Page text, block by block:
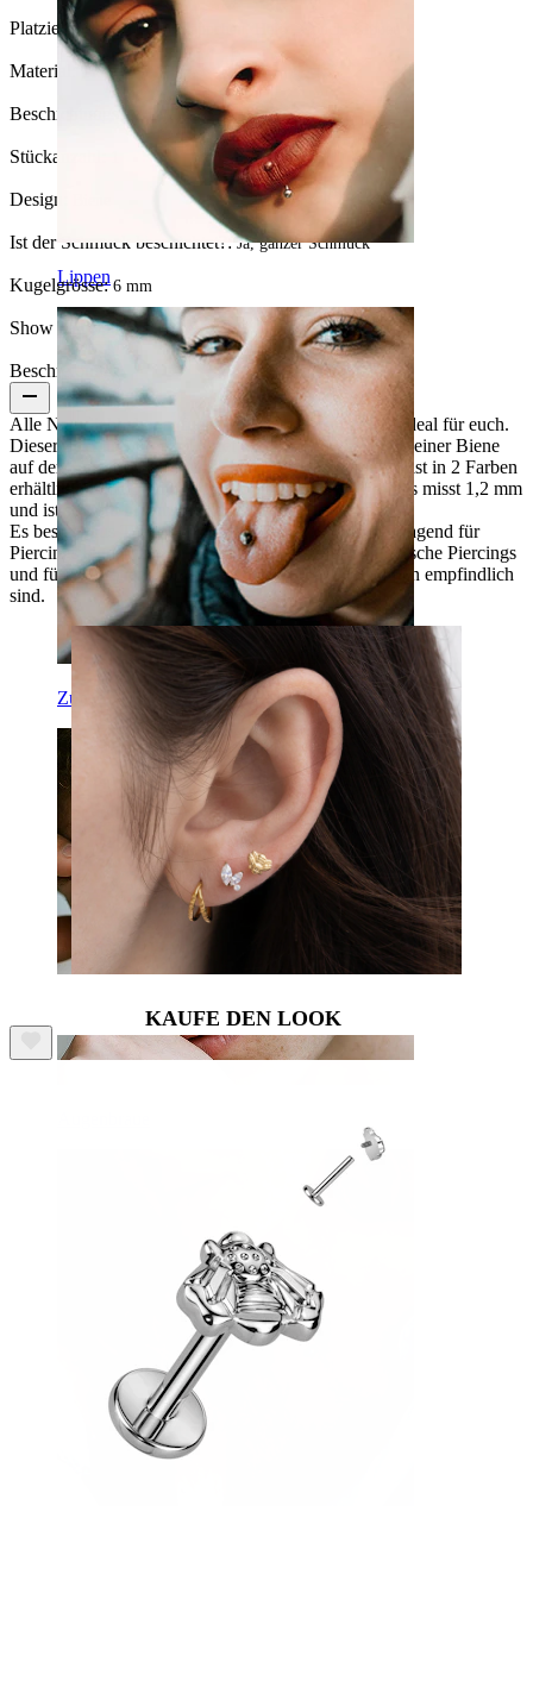
Lippen
Zunge
Platzierung:Tragus, Ohrläppchen, Helix, Conch, Lippen
Material: Titan
Beschichtungsart: PVD-Beschichtung
Stückanzahl:
Design:
Ist der Schmuck beschichtet?:Ja, ganzer Schmuck
Kugelgrösse:6 mm
Show pair option:Ja
Beschreibung
Alle Naturliebhaber aufgepasst - dieser Schmuck ist ideal für euch.
Dieser Schmuck ist ein Labret mit Innengewinde und einer Biene
auf der Spitze. Dieses schlichte und charmante Stück ist in 2 Farben
erhältlich: Silber und Gold. Die Stabstärke des Labrets misst 1,2 mm
und ist sowohl in 6 mm als auch in 8 mm erhältlich.
Es besteht aus Titan, einem Material, das sich hervorragend für
Piercings eignet. Der Schmuck ist perfekt für noch frische Piercings
und für Menschen, die gegen verschiedene Materialien empfindlich
sind.
KAUFE DEN LOOK